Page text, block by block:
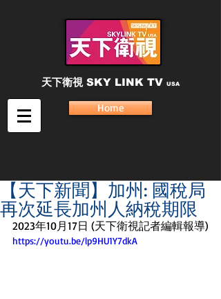
天下衛視 SKY LINK TV USA
Home
【天下新聞】加州: 國稅局
再次延長加州人納稅期限
2023年10月17日 (天下衛視記者編輯報導)
https://youtu.be/lp9HU1Y7dkA